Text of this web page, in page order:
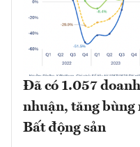
Đã có 1.057
nhuận, tăng bùng
Bất động sản